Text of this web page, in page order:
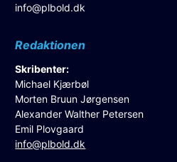
info@plbold.dk
Redaktionen
Skribenter:
Michael Kjærbøl
Morten Bruun Jørgensen
Alexander Walther Petersen
Emil Plovgaard
info@plbold.dk